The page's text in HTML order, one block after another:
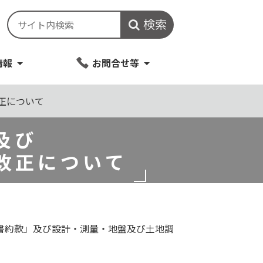
検索
報 お問合せ等
について
び
正について
款」及び設計・測量・地盤及び土地調